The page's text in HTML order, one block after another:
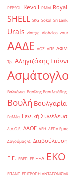
REPSOL Revoil RMM
SHELL SKG Sokol Sri
Urals vintage Viohalco
ΑΑΔΕ ΑΟΖ ΑΠΕ ΑΦΜ
Τρ. Αληγιζάκης
Βαλκάνια Βασίλης Βασιλειάδης
Βουλή Βουλγαρία
Γαλλία Γενική
Δ.Α.Ο.Ε. ΔΑΟΕ ΔΕΗ ΔΕΠΑ
Δαγούμας Θ. Διαβούλευση
Ε.Ε. ΕΒΕΠ ΕΕ ΕΕΑ ΕΚΟ
ΕΠΑΝΤ ΕΠΙΤΡΟΠΗ